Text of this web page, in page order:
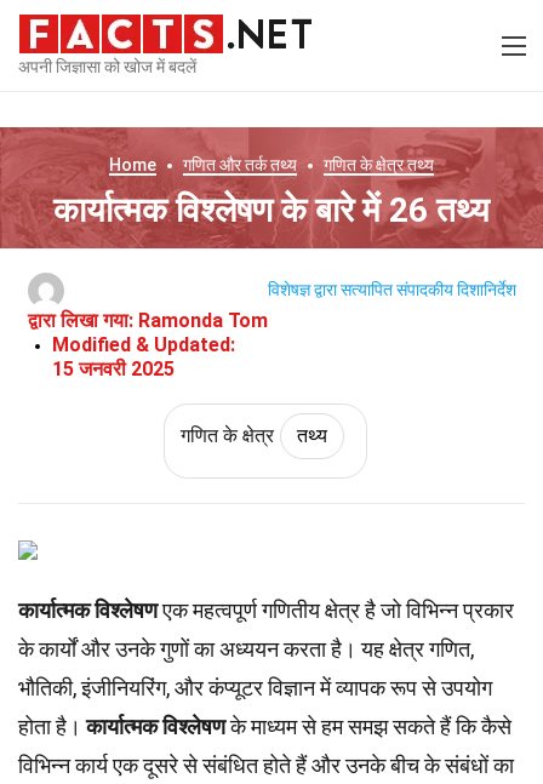
अपनी जिज्ञासा को खोज में बदलें
Home गणित और तर्कतथ्य गणित के क्षेत्रतथ्य
कार्यात्मक विश्लेषण के बारे में 26 तथ्य
द्वारा लिखा गया: Ramonda Tom
Modified & Updated:
15 जनवरी 2025
विशेषज्ञ द्वारा सत्यापित संपादकीय दिशानिर्देश
गणित के क्षेत्र तथ्य
कार्यात्मक विश्लेषणएक महत्वपूर्ण गणितीय क्षेत्र है जो विभिन्न प्रकार
के कार्यों और उनके गुणों का अध्ययन करता है। यह क्षेत्र गणित,
भौतिकी, इंजीनियरिंग, और कंप्यूटर विज्ञान में व्यापक रूप से उपयोग
होता है।कार्यात्मक विश्लेषणके माध्यम से हम समझ सकते हैं कि कैसे
विभिन्न कार्य एक दूसरे से संबंधित होते हैं और उनके बीच के संबंधों का